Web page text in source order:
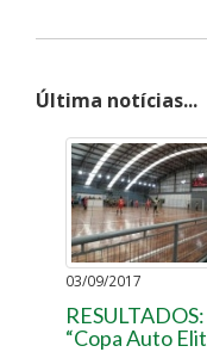
Última notícias...
03/09/2017
“Copa Auto